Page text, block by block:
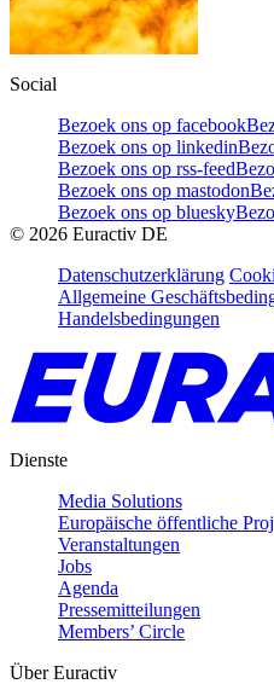
Social
Bezoek ons op facebook
Bezoek ons op linkedin
Bezoek ons op rss-feed
Bezoek ons op mastodon
Bezoek ons op bluesky
© 2026 Euractiv DE
Datenschutzerklärung
Allgemeine
Handelsbedingungen
Dienste
Media Solutions
Europäische öffentliche
Veranstaltungen
Jobs
Agenda
Pressemitteilungen
Members’ Circle
Über Euractiv